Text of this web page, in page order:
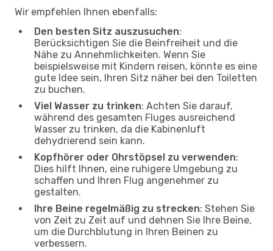
Wir empfehlen Ihnen ebenfalls:
Den besten Sitz auszusuchen:
Berücksichtigen Sie die Beinfreiheit und die
Nähe zu Annehmlichkeiten. Wenn Sie
beispielsweise mit Kindern reisen, könnte es eine
gute Idee sein, Ihren Sitz näher bei den Toiletten
zu buchen.
Viel Wasser zu trinken: Achten Sie darauf,
während des gesamten Fluges ausreichend
Wasser zu trinken, da die Kabinenluft
dehydrierend sein kann.
Kopfhörer oder Ohrstöpsel zu verwenden:
Dies hilft Ihnen, eine ruhigere Umgebung zu
schaffen und Ihren Flug angenehmer zu
gestalten.
Ihre Beine regelmäßig zu strecken: Stehen Sie
von Zeit zu Zeit auf und dehnen Sie Ihre Beine,
um die Durchblutung in Ihren Beinen zu
verbessern.